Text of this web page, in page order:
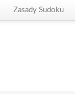
Zasady Sudoku